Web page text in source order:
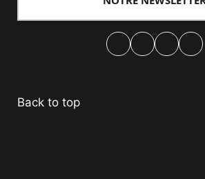
Back to top